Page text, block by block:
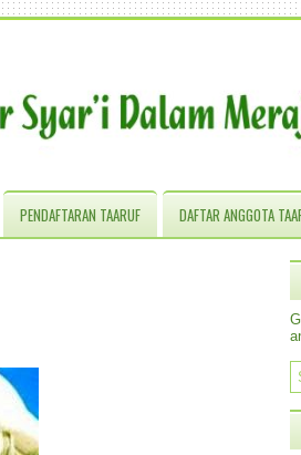
PENDAFTARAN TAARUF DAFTAR ANGGOTA